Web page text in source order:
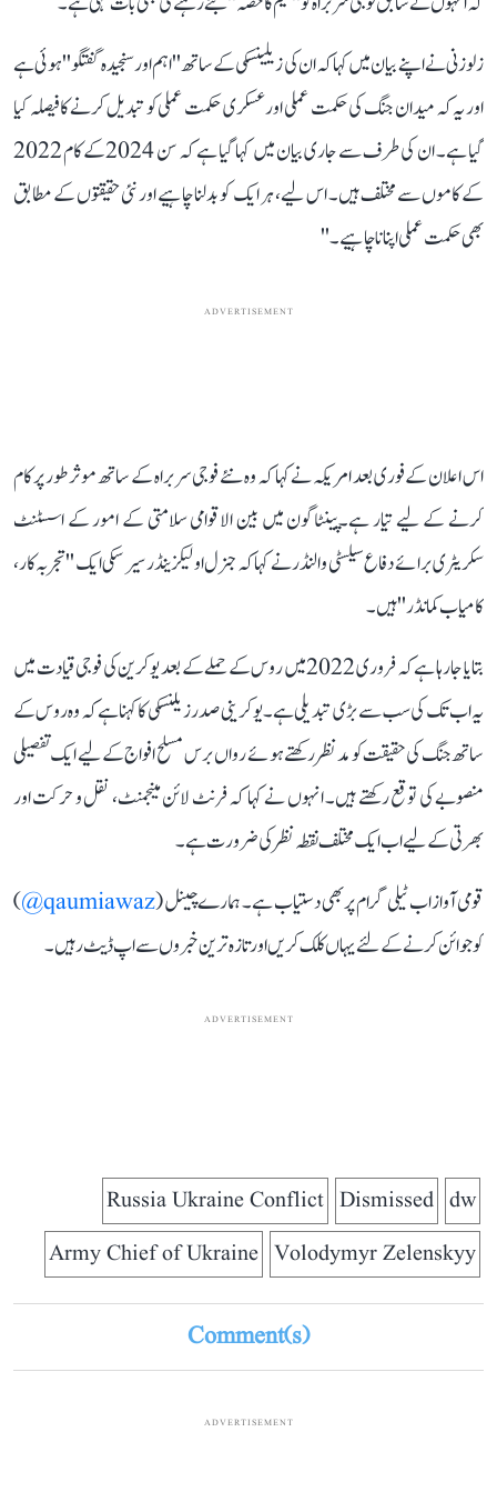
زلوزنی نے اپنے بیان میں کہا کہ ان کی زیلینسکی کے ساتھ ''اہم اور سنجیدہ گفتگو'' ہوئی ہے
اور یہ کہ میدان جنگ کی حکمت عملی اور عسکری حکمت عملی کو تبدیل کرنے کا فیصلہ کیا
گیا ہے۔ ان کی طرف سے جاری بیان میں کہا گیا ہے کہ سن 2024کے کام 2022
کے کاموں سے مختلف ہیں۔ اس لیے، ہر ایک کو بدلنا چاہیے اور نئی حقیقتوں کے مطابق
بھی حکمت عملی اپنانا چاہیے۔''
ADVERTISEMENT
اس اعلان کے فوری بعد امریکہ نے کہا کہ وہ نئے فوجی سربراہ کے ساتھ موثر طور پر کام
کرنے کے لیے تیار ہے۔پینٹاگون میں بین الاقوامی سلامتی کے امور کے اسسٹنٹ
سکریٹری برائے دفاع سیلسٹی والنڈر نے کہا کہ جنرل اولیکزینڈر سیرسکی ایک ''تجربہ کار،
کامیاب کمانڈر'' ہیں۔
بتایا جا رہا ہے کہ فروری 2022 میں روس کے حملے کے بعد یوکرین کی فوجی قیادت میں
یہ اب تک کی سب سے بڑی تبدیلی ہے۔ یوکرینی صدر زیلنسکی کا کہنا ہے کہ وہ روس کے
ساتھ جنگ کی حقیقت کو مدنظر رکھتے ہوئے رواں برس مسلح افواج کے لیے ایک تفصیلی
منصوبے کی توقع رکھتے ہیں۔ انہوں نے کہا کہ فرنٹ لائن مینجمنٹ، نقل و حرکت اور
بھرتی کے لیے اب ایک مختلف نقطہ نظر کی ضرورت ہے۔
قومی آواز اب ٹیلی گرام پر بھی دستیاب ہے۔ ہمارے چینل (qaumiawaz@
)
کو جوائن کرنے کے لئے یہاں کلک کریں اور تازہ ترین خبروں سے اپ ڈیٹ رہیں۔
ADVERTISEMENT
dw
Dismissed
Russia Ukraine Conflict
Volodymyr Zelenskyy
Army Chief of Ukraine
Comment(s)
ADVERTISEMENT